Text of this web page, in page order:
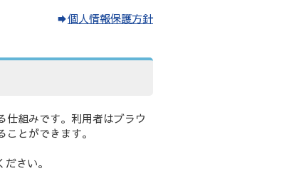
個人情報保護方針
仕組みです。利用者はブラウ
とができます。
さい。